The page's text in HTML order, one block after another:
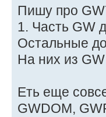
Пишу про
1. Часть GW
Остальные
На них из
Еть еще
GWDOM,